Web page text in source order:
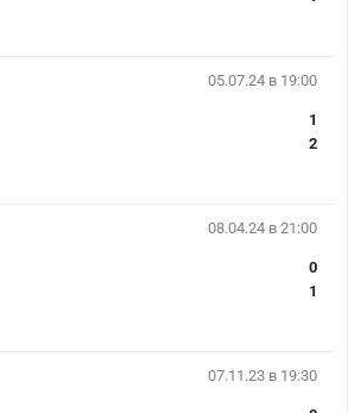
05.07.24 в 19:00
1
2
08.04.24 в 21:00
0
1
07.11.23 в 19:30